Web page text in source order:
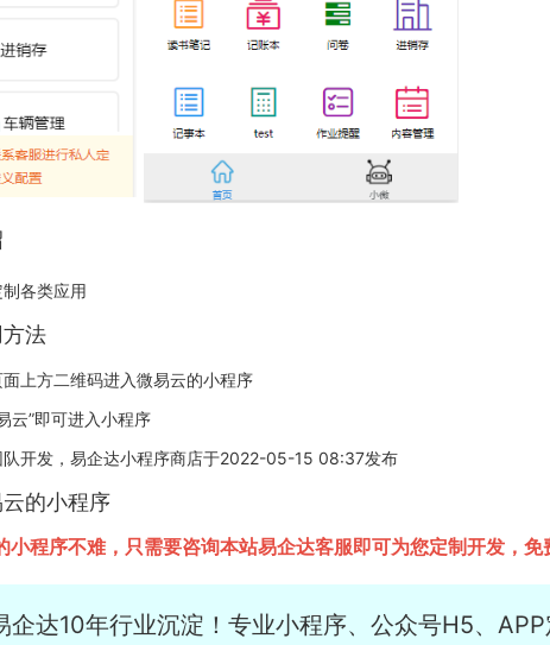
各类应用
法
上方二维码进入微易云的小程序
云”即可进入小程序
队开发，易企达小程序商店于2022-05-15 08:37发布
的小程序
程序不难，只需要咨询本站易企达客服即可为您定制开发，免
企达10年行业沉淀！专业小程序、公众号H5、